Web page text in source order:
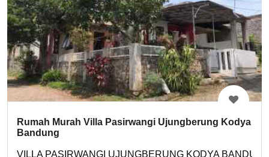
Rumah Murah Villa Pasirwangi Ujungberung Kodya
Bandung
VILLA PASIRWANGI UJUNGBERUNG KODYA